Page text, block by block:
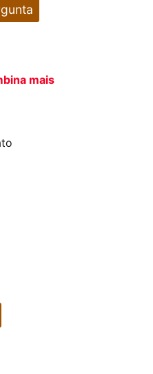
mais